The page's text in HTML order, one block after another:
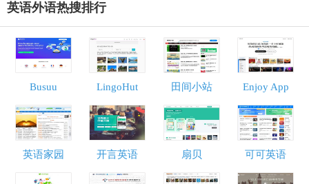
英语外语热搜排行
Busuu LingoHut 田间小站 Enjoy App
英语家园 开言英语 扇贝 可可英语